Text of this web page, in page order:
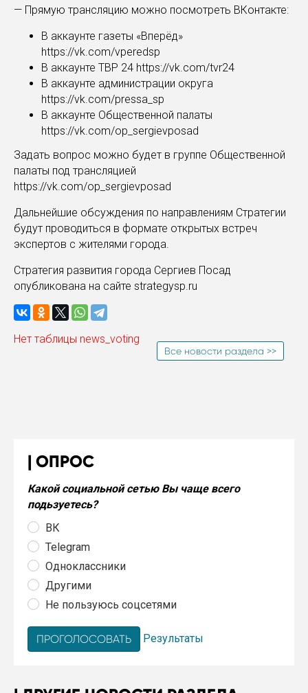
— Прямую трансляцию можно посмотреть ВКонтакте:
В аккаунте газеты «Вперёд»
https://vk.com/vperedsp
В аккаунте ТВР 24 https://vk.com/tvr24
В аккаунте администрации округа
https://vk.com/pressa_sp
В аккаунте Общественной палаты
https://vk.com/op_sergievposad
Задать вопрос можно будет в группе Общественной
палаты под трансляцией
https://vk.com/op_sergievposad
Дальнейшие обсуждения по направлениям Стратегии
будут проводиться в формате открытых встреч
экспертов с жителями города.
Стратегия развития города Сергиев Посад
опубликована на сайте strategysp.ru
Нет таблицы news_voting
Все новости раздела >>
ОПРОС
Какой социальной сетью Вы чаще всего
подьзуетесь?
ВК
Telegram
Одноклассники
Другими
Не пользуюсь соцсетями
Результаты